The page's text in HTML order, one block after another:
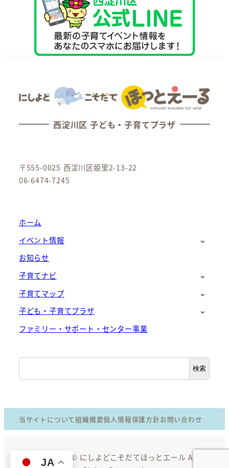
西淀川区 子ども・子育てプラザ
〒555-0025 西淀川区姫里2-13-22
06-6474-7245
ホーム
イベント情報
お知らせ
子育てナビ
子育てマップ
子ども・子育てプラザ
ファミリー・サポート・センター事業
検
索
検索
当サイトについて組織概要個人情報保護方針お問い合わせ
Copyright © にしよどこそだてほっとエール All
JA